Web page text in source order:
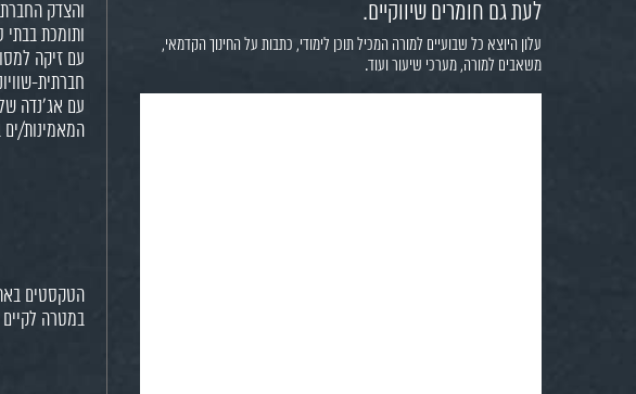
לעת גם חומרים שיווקיים.
עלון היוצא כל שבועיים למורה המכיל תוכן לימודי, כתבות על החינוך הקדמאי,
משאבים למורה, מערכי שיעור ועוד.
והצדק
ותומכת
עם זיקה
חברתית-
עם אג'נדה
המאמינות/ים
הטקסטים
במטרה לקיים